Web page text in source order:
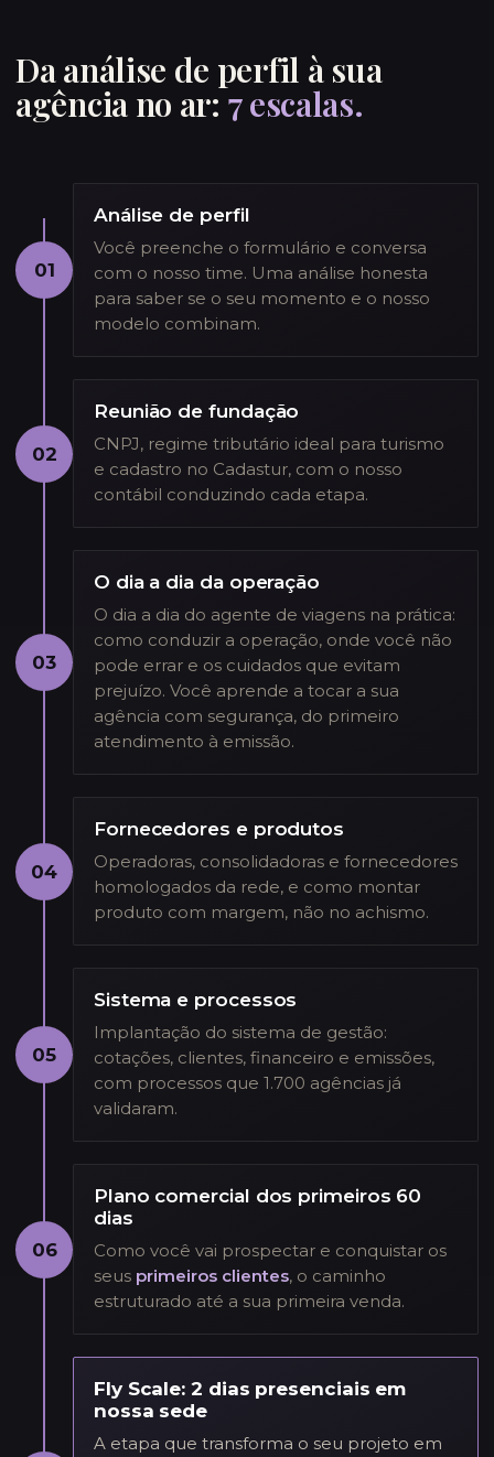
Da análise de perfil à sua
agência no ar: 7 escalas.
01
Análise de perfil
Você preenche o formulário e conversa
com o nosso time. Uma análise honesta
para saber se o seu momento e o nosso
modelo combinam.
02
Reunião de fundação
CNPJ, regime tributário ideal para turismo
e cadastro no Cadastur, com o nosso
contábil conduzindo cada etapa.
03
O dia a dia da operação
O dia a dia do agente de viagens na prática:
como conduzir a operação, onde você não
pode errar e os cuidados que evitam
prejuízo. Você aprende a tocar a sua
agência com segurança, do primeiro
atendimento à emissão.
04
Fornecedores e produtos
Operadoras, consolidadoras e fornecedores
homologados da rede, e como montar
produto com margem, não no achismo.
05
Sistema e processos
Implantação do sistema de gestão:
cotações, clientes, financeiro e emissões,
com processos que 1.700 agências já
validaram.
06
Plano comercial dos primeiros 60
dias
Como você vai prospectar e conquistar os
seus primeiros clientes, o caminho
estruturado até a sua primeira venda.
Fly Scale: 2 dias presenciais em
nossa sede
A etapa que transforma o seu projeto em